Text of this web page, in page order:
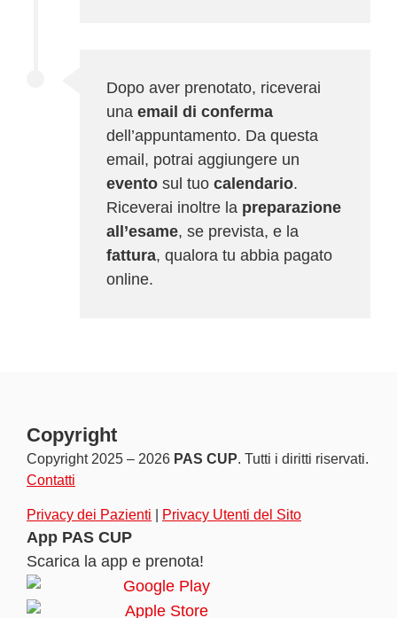
Dopo aver prenotato, riceverai
una email di conferma
dell’appuntamento. Da questa
email, potrai aggiungere un
evento sul tuo calendario.
Riceverai inoltre la preparazione
all’esame, se prevista, e la
fattura, qualora tu abbia pagato
online.
Copyright
Copyright 2025 – 2026 PAS CUP. Tutti i diritti riservati.
Contatti
Privacy dei Pazienti Privacy Utenti del Sito
App PAS CUP
Scarica la app e prenota!